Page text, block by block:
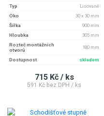
Typ
Lisované
Oko
30 x 30 mm
Šířka
900 mm
Hloubka
305 mm
Rozteč montážních
otvorů
180 mm
Dostupnost skladem
715 Kč / ks
591 Kč bez DPH / ks